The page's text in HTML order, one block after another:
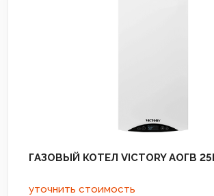
ГАЗОВЫЙ КОТЕЛ VICTORY АОГВ
уточнить стоимость